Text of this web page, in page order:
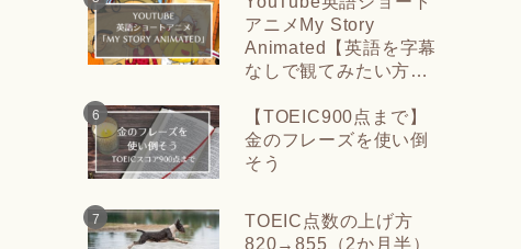
アニメMy Story
Animated【英語を字幕
なしで観てみたい方
【TOEIC900点まで】
金のフレーズを使い倒
そう
TOEIC点数の上げ方
820→855（2か月半）